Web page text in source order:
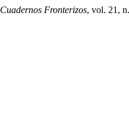
Cuadernos Fronterizos, vol. 21,